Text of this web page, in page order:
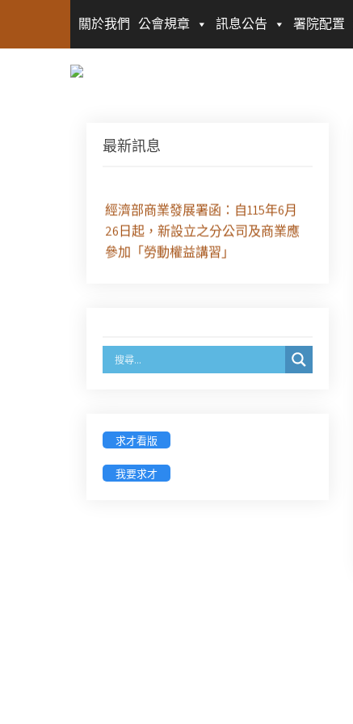
關於我們 公會規章 訊息公告 署院配置
最新訊息
畫人才庫(請於8/14前線上填寫表單
經濟部商業發展署函：自115年6月
26日起，新設立之分公司及商業應
參加「勞動權益講習」
戳為憑)】
之會員(8/14前線上表單登記)
新竹律師公會8/21(五)舉辦「AI職場
求才看版
我要求才